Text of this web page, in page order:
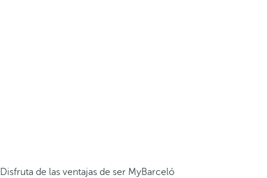
Disfruta de las ventajas de ser MyBarceló